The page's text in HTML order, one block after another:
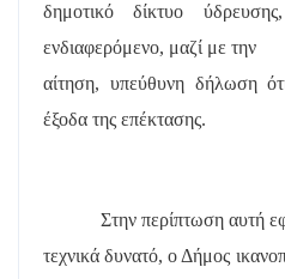
δημοτικό δίκτυο
ενδιαφερόμενο, μαζί με την
αίτηση, υπεύθυνη δήλωση
έξοδα της επέκτασης.
Στην περίπτωση αυτή
τεχνικά δυνατό, ο Δήμος